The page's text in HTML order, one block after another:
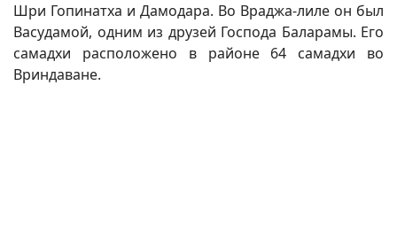
Шри Гопинатха и Дамодара. Во Враджа-лиле он был
Васудамой, одним из друзей Господа Баларамы. Его
самадхи расположено в районе 64 самадхи во
Вриндаване.